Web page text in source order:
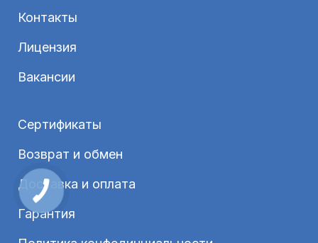
Контакты
Лицензия
Вакансии
Сертификаты
Возврат и обмен
Доставка и оплата
Гарантия